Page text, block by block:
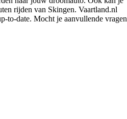
rijden van Skingen. Vaartland.nl
to-date. Mocht je aanvullende vragen